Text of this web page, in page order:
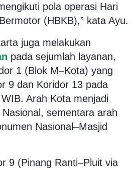
pola operasi Hari
(HBKB),” kata Ayu.
juga melakukan
pada sejumlah layanan,
1 (Blok M–Kota) yang
9 dan Koridor 13 pada
Arah Kota menjadi
sementara arah
Nasional–Masjid
9 (Pinang Ranti–Pluit via